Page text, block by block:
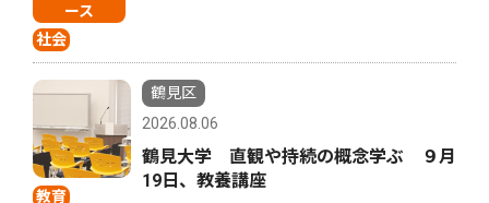
ース
社会
教育
鶴見区
2026.08.06
鶴見大学 直観や持続の概念学ぶ ９月
19日、教養講座